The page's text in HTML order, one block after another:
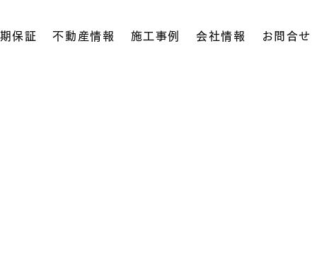
保証 不動産情報 施工事例 会社情報 お問合せ